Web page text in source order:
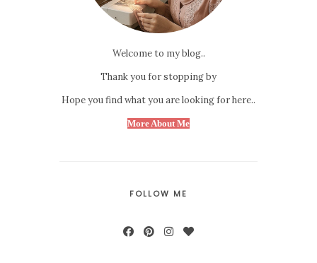
Welcome to my blog..
Thank you for stopping by
Hope you find what you are looking for here..
More About Me
FOLLOW ME